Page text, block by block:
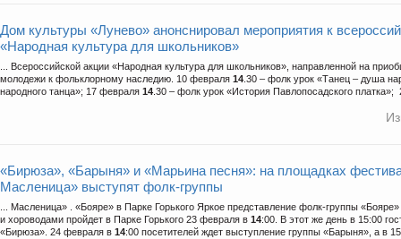
Дом культуры «Лунево» анонснировал мероприятия к
«Народная культура для школьников»
... Всероссийской акции «Народная культура для школьников», направленной на
молодежи к фольклорному наследию. 10 февраля 14 .30 – фолк урок «Танец – душа
народного танца»; 17 февраля 14 .30 – фолк урок «История Павлопосадского
«Бирюза», «Барыня» и «Марьина песня»: на площадках
Масленица» выступят фолк-группы
... Масленица» . «Бояре» в Парке Горького Яркое представление фолк-группы
и хороводами пройдет в Парке Горького 23 февраля в 14:00. В этот же день в 15:00
«Бирюза». 24 февраля в 14:00 посетителей ждет выступление группы «Барыня», а в